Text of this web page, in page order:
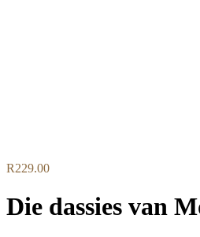
R229.00
Die dassies van